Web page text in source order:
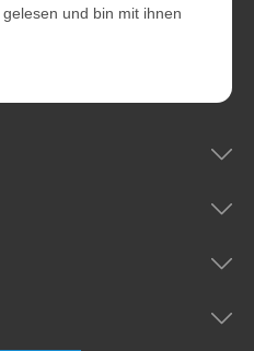
gelesen und bin mit ihnen